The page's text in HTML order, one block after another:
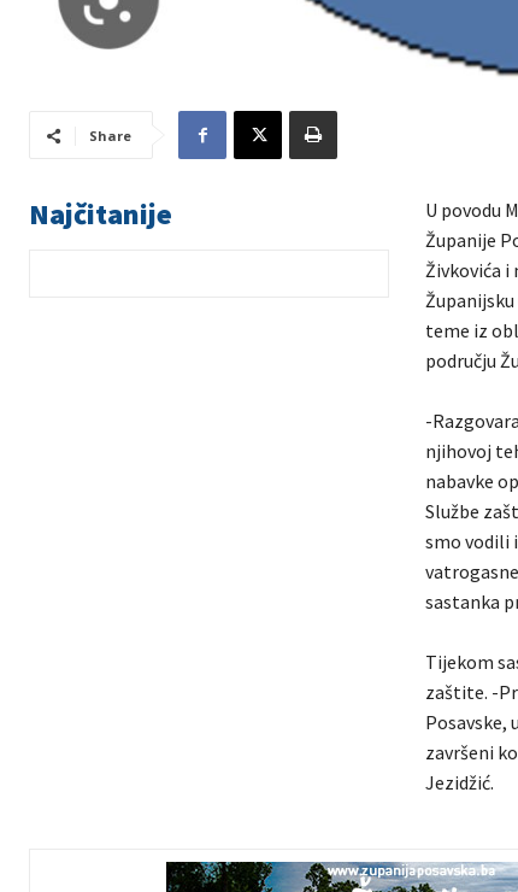
Share
Najčitanije
U povodu
Županije
Živkovića i
teme iz
području
-
njihovoj
nabavke
Službe
smo vodili
sastanka
Tijekom
zaštite. -
Posavske,
završeni
Jezidžić.